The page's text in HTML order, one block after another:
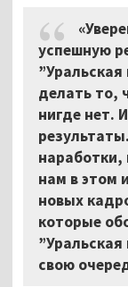
успешную
делать то,
нигде нет.
наработки,
нам в этом
новых
которые
свою